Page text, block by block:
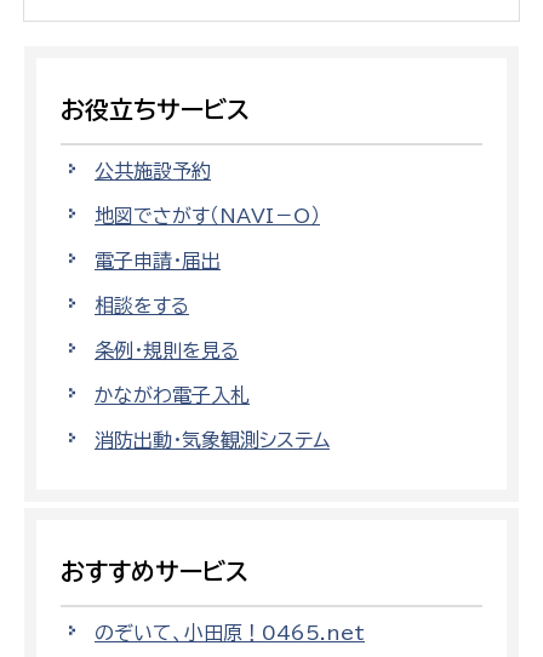
お役立ちサービス
公共施設予約
地図でさがす（NAVI－O）
電子申請・届出
相談をする
条例・規則を見る
かながわ電子入札
消防出動・気象観測システム
おすすめサービス
のぞいて、小田原！0465.net